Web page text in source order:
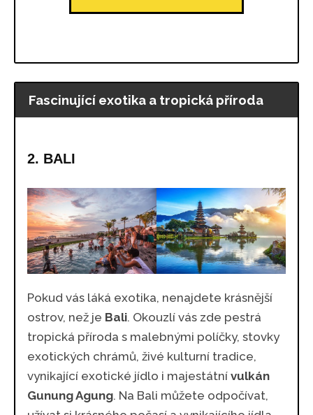
Fascinující exotika a tropická příroda
2. BALI
Pokud vás láká exotika, nenajdete krásnější
ostrov, než je Bali. Okouzlí vás zde pestrá
tropická příroda s malebnými políčky, stovky
exotických chrámů, živé kulturní tradice,
vynikající exotické jídlo i majestátní vulkán
Gunung Agung. Na Bali můžete odpočívat,